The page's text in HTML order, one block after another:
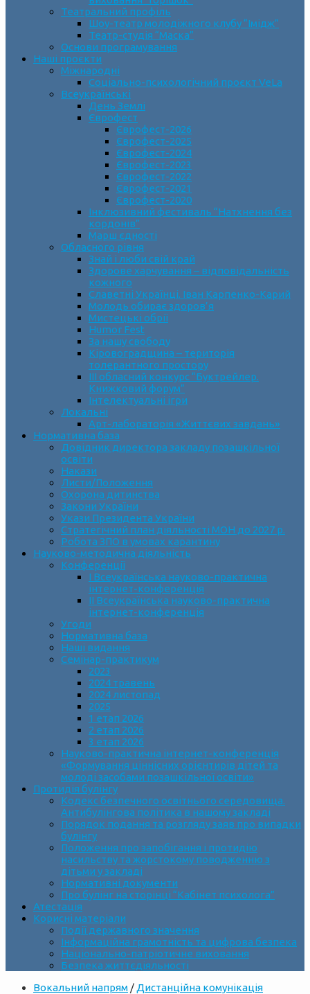
Театральний профіль
Шоу-театр молодіжного клубу “Імідж”
Театр-студія “Маска”
Основи програмування
Наші проєкти
Міжнародні
Соціально-психологічний проєкт VeLa
Всеукраїнські
День Землі
Єврофест
Єврофест-2026
Єврофест-2025
Єврофест-2024
Єврофест-2023
Єврофест-2022
Єврофест-2021
Єврофест-2020
Інклюзивний фестиваль “Натхнення без
кордонів”
Марш єдності
Обласного рівня
Знай і люби свій край
Здорове харчування – відповідальність
кожного
Славетні Українці. Іван Карпенко-Карий
Молодь обирає здоров’я
Мистецькі обрії
Humor Fest
За нашу свободу
Кіровоградщина – територія
толерантного простору
ІII обласний конкурс “Буктрейлер.
Книжковий форум”
Інтелектуальні ігри
Локальні
Арт-лабораторія «Життєвих завдань»
Нормативна база
Довідник директора закладу позашкільної
освіти
Накази
Листи/Положення
Охорона дитинства
Закони України
Укази Президента України
Стратегічний план діяльності МОН до 2027 р.
Робота ЗПО в умовах карантину
Науково-методична діяльність
Конференції
І Всеукраїнська науково-практична
інтернет-конференція
ІІ Всеукраїнська науково-практична
інтернет-конференція
Угоди
Нормативна база
Наші видання
Семінар-практикум
2023
2024 травень
2024 листопад
2025
1 етап 2026
2 етап 2026
3 етап 2026
Науково-практична інтернет-конференція
«Формування ціннісних орієнтирів дітей та
молоді засобами позашкільної освіти»
Протидія булінгу
Кодекс безпечного освітнього середовища.
Антибулінгова політика в нашому закладі
Порядок подання та розгляду заяв про випадки
булінгу
Положення про запобігання і протидію
насильству та жорстокому поводженню з
дітьми у закладі
Нормативні документи
Про булінг на сторінці “Кабінет психолога”
Атестація
Корисні матеріали
Події державного значення
Інформаційна грамотність та цифрова безпека
Національно-патріотичне виховання
Безпека життєдіяльності
Вокальний напрям / Дистанційна комунікація